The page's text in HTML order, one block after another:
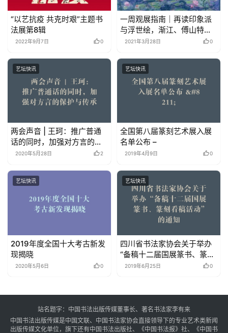
“以艺抗疫 共克时艰”主题书
法展第8辑
2022年9月7日 0
一周观展指南｜再读印象派
与浮世绘，渐江、傅山特展
将落幕
2021年3月28日 0
艺坛快讯
两会声音 | 王珂：推广普通
话的同时，加强对方言的保
护与传承
2020年5月28日 2
艺坛快讯
全国第八届篆刻艺术展入展
名单公布 –
2019年4月9日 0
艺坛快讯
2019年度全国十大考古新发
现揭晓
2020年5月6日 0
艺坛快讯
四川省书法家协会关于举办
“备稿十二届国展篆书、篆刻
看稿活动”的通知
2019年6月25日 0
站名题字：中国书法出版传媒董事长、著名书法家李有来
中国书法出版传媒是中国文联、中国书法家协会直接领导下的专业艺术类新闻
出版传媒文化单位，旗下还有中国书法出版社、《中国书法报》社、《中国书